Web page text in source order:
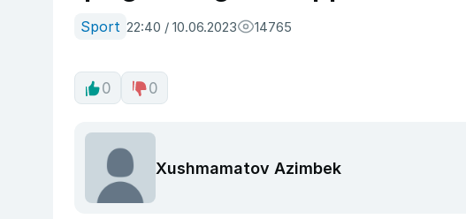
Sport 22:40 / 10.06.2023 14765
0 0
Xushmamatov Azimbek